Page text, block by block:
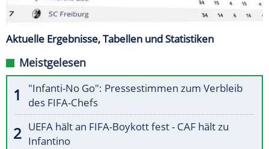
Aktuelle Ergebnisse, Tabellen und Statistiken
Meistgelesen
"Infanti-No Go": Pressestimmen zum Verbleib
des FIFA-Chefs
UEFA hält an FIFA-Boykott fest - CAF hält zu
Infantino